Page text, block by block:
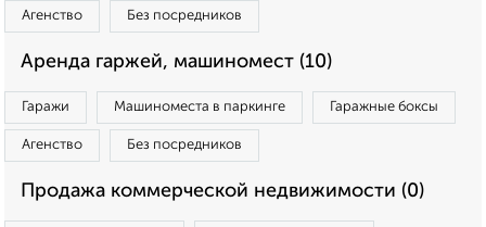
Агенство Без посредников
Аренда гаржей, машиномест (10)
Гаражи Машиноместа в паркинге Гаражные боксы
Агенство Без посредников
Продажа коммерческой недвижимости (0)